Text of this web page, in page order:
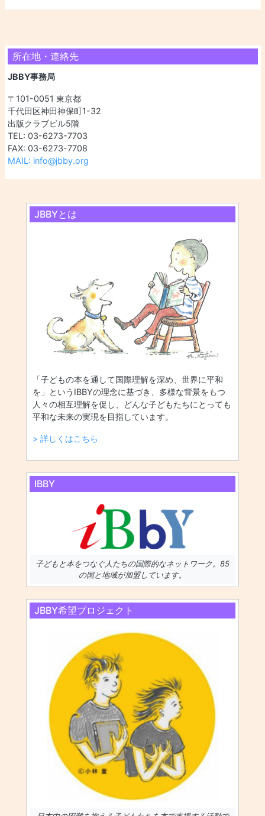
所在地・連絡先
JBBY事務局
〒101-0051 東京都
千代田区神田神保町1-32
出版クラブビル5階
TEL: 03-6273-7703
FAX: 03-6273-7708
MAIL: info@jbby.org
JBBYとは
「子どもの本を通して国際理解を深め、世界に平和
を」というIBBYの理念に基づき、多様な背景をもつ
人々の相互理解を促し、どんな子どもたちにとっても
平和な未来の実現を目指しています。
> 詳しくはこちら
IBBY
子どもと本をつなぐ人たちの国際的なネットワーク。85
の国と地域が加盟しています。
JBBY希望プロジェクト